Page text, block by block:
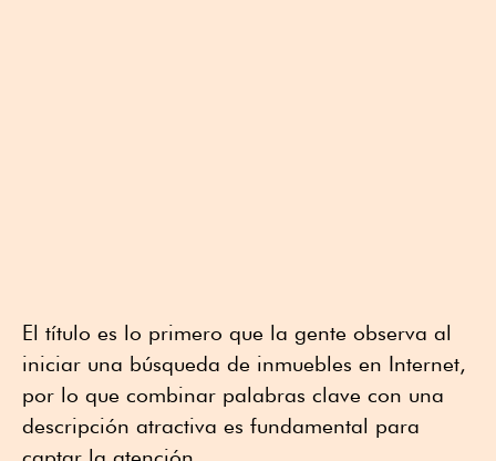
El título es lo primero que la gente observa al
iniciar una búsqueda de inmuebles en Internet,
por lo que combinar palabras clave con una
descripción atractiva es fundamental para